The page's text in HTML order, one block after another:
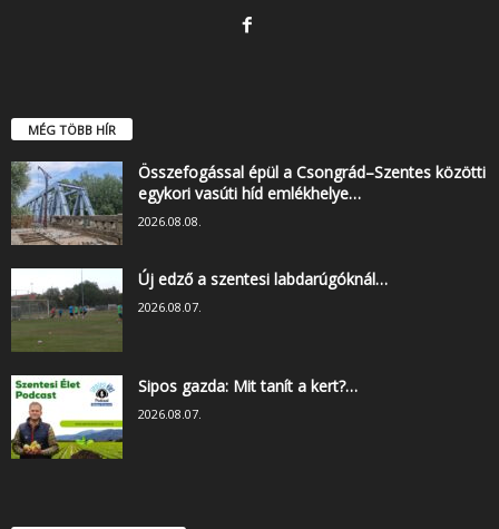
MÉG TÖBB HÍR
Összefogással épül a Csongrád–Szentes közötti
egykori vasúti híd emlékhelye…
2026.08.08.
Új edző a szentesi labdarúgóknál…
2026.08.07.
Sipos gazda: Mit tanít a kert?…
2026.08.07.